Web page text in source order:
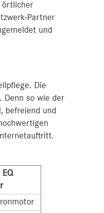
örtlicher
Partner
und
Die
Denn so wie der
befreiend und